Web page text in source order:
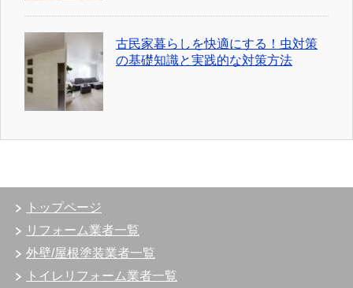
古民家暮らしを快適にする！虫対策
の基礎知識と実践的な対策方法
トップページ
リフォーム業者一覧
外壁/屋根塗装業者一覧
トイレリフォーム業者一覧